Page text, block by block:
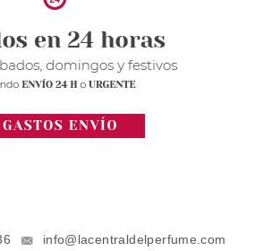
info@lacentraldelperfume.com